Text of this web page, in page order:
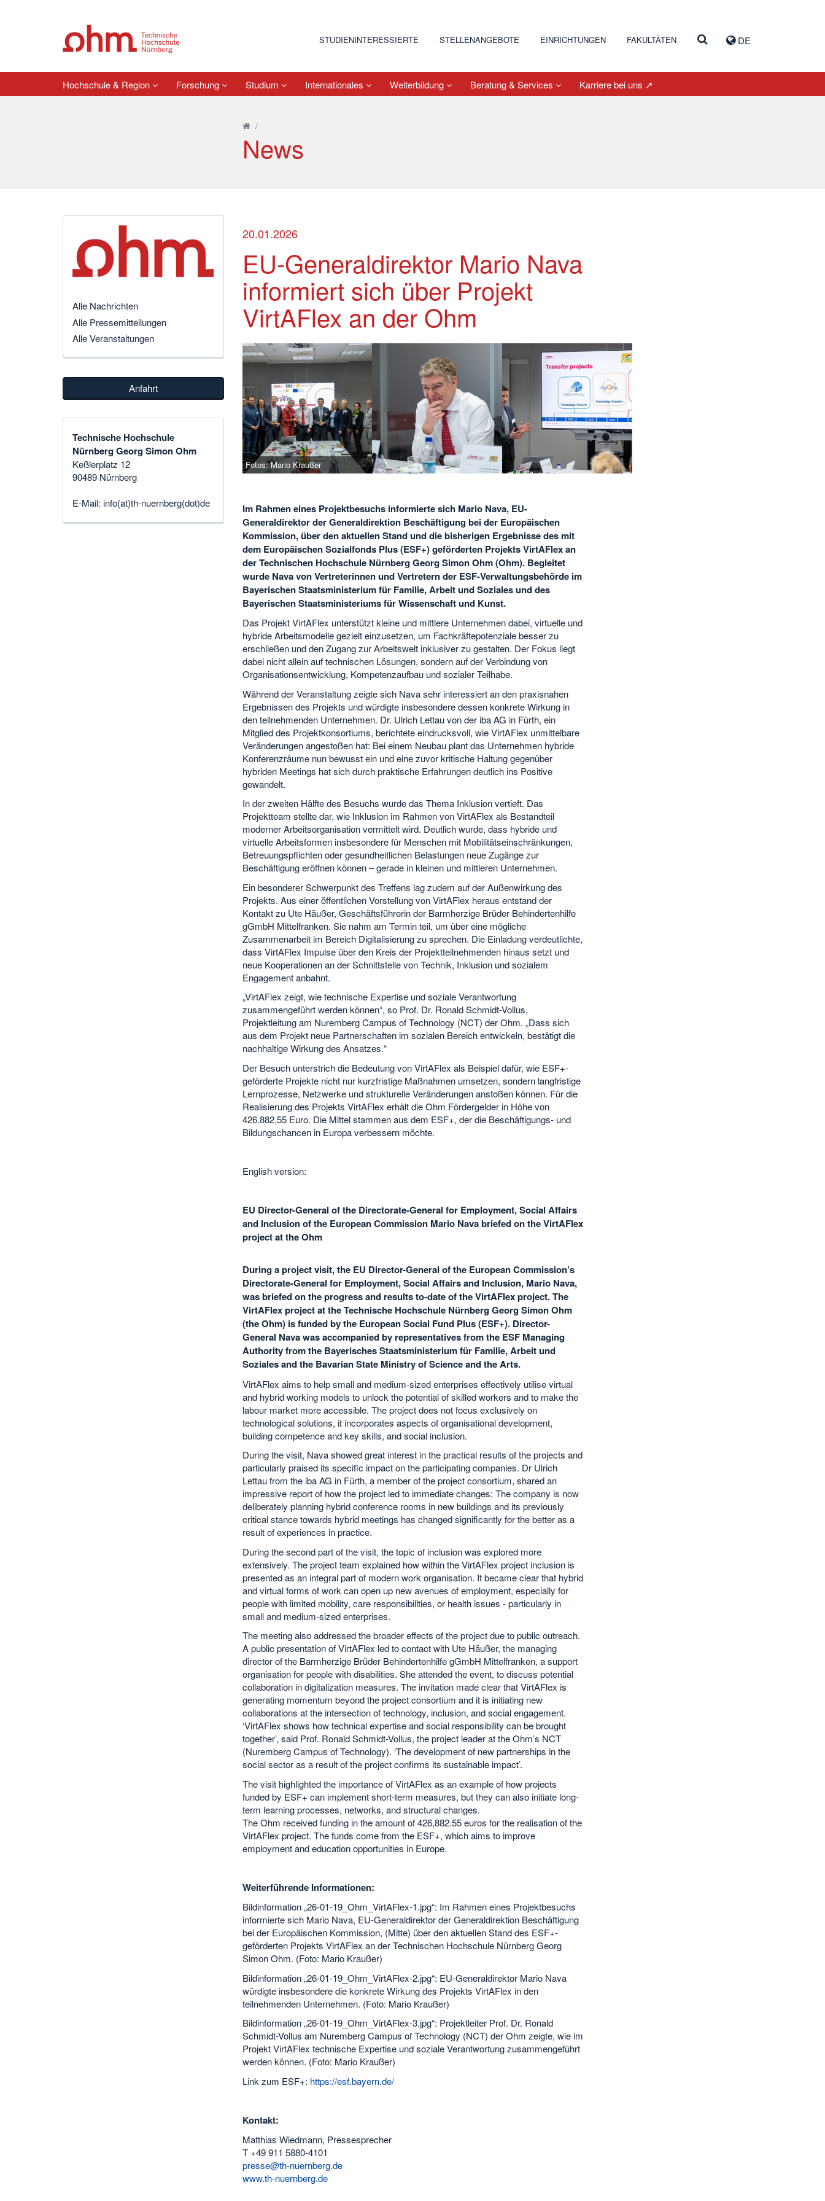
DE
STUDIENINTERESSIERTE STELLENANGEBOTE EINRICHTUNGEN FAKULTÄTEN
Hochschule & Region Forschung Studium Internationales Weiterbildung Beratung & Services Karriere bei uns ↗
/
News
20.01.2026
EU-Generaldirektor Mario Nava
informiert sich über Projekt
VirtAFlex an der Ohm
Fotos: Mario Kraußer
Im Rahmen eines Projektbesuchs informierte sich Mario Nava, EU-
Generaldirektor der Generaldirektion Beschäftigung bei der Europäischen
Kommission, über den aktuellen Stand und die bisherigen Ergebnisse des mit
dem Europäischen Sozialfonds Plus (ESF+) geförderten Projekts VirtAFlex an
der Technischen Hochschule Nürnberg Georg Simon Ohm (Ohm). Begleitet
wurde Nava von Vertreterinnen und Vertretern der ESF-Verwaltungsbehörde im
Bayerischen Staatsministerium für Familie, Arbeit und Soziales und des
Bayerischen Staatsministeriums für Wissenschaft und Kunst.
Das Projekt VirtAFlex unterstützt kleine und mittlere Unternehmen dabei, virtuelle und
hybride Arbeitsmodelle gezielt einzusetzen, um Fachkräftepotenziale besser zu
erschließen und den Zugang zur Arbeitswelt inklusiver zu gestalten. Der Fokus liegt
dabei nicht allein auf technischen Lösungen, sondern auf der Verbindung von
Organisationsentwicklung, Kompetenzaufbau und sozialer Teilhabe.
Während der Veranstaltung zeigte sich Nava sehr interessiert an den praxisnahen
Ergebnissen des Projekts und würdigte insbesondere dessen konkrete Wirkung in
den teilnehmenden Unternehmen. Dr. Ulrich Lettau von der iba AG in Fürth, ein
Mitglied des Projektkonsortiums, berichtete eindrucksvoll, wie VirtAFlex unmittelbare
Veränderungen angestoßen hat: Bei einem Neubau plant das Unternehmen hybride
Konferenzräume nun bewusst ein und eine zuvor kritische Haltung gegenüber
hybriden Meetings hat sich durch praktische Erfahrungen deutlich ins Positive
gewandelt.
In der zweiten Hälfte des Besuchs wurde das Thema Inklusion vertieft. Das
Projektteam stellte dar, wie Inklusion im Rahmen von VirtAFlex als Bestandteil
moderner Arbeitsorganisation vermittelt wird. Deutlich wurde, dass hybride und
virtuelle Arbeitsformen insbesondere für Menschen mit Mobilitätseinschränkungen,
Betreuungspflichten oder gesundheitlichen Belastungen neue Zugänge zur
Beschäftigung eröffnen können – gerade in kleinen und mittleren Unternehmen.
Ein besonderer Schwerpunkt des Treffens lag zudem auf der Außenwirkung des
Projekts. Aus einer öffentlichen Vorstellung von VirtAFlex heraus entstand der
Kontakt zu Ute Häußer, Geschäftsführerin der Barmherzige Brüder Behindertenhilfe
gGmbH Mittelfranken. Sie nahm am Termin teil, um über eine mögliche
Zusammenarbeit im Bereich Digitalisierung zu sprechen. Die Einladung verdeutlichte,
dass VirtAFlex Impulse über den Kreis der Projektteilnehmenden hinaus setzt und
neue Kooperationen an der Schnittstelle von Technik, Inklusion und sozialem
Engagement anbahnt.
„VirtAFlex zeigt, wie technische Expertise und soziale Verantwortung
zusammengeführt werden können“, so Prof. Dr. Ronald Schmidt-Vollus,
Projektleitung am Nuremberg Campus of Technology (NCT) der Ohm. „Dass sich
aus dem Projekt neue Partnerschaften im sozialen Bereich entwickeln, bestätigt die
nachhaltige Wirkung des Ansatzes.“
Der Besuch unterstrich die Bedeutung von VirtAFlex als Beispiel dafür, wie ESF+-
geförderte Projekte nicht nur kurzfristige Maßnahmen umsetzen, sondern langfristige
Lernprozesse, Netzwerke und strukturelle Veränderungen anstoßen können. Für die
Realisierung des Projekts VirtAFlex erhält die Ohm Fördergelder in Höhe von
426.882,55 Euro. Die Mittel stammen aus dem ESF+, der die Beschäftigungs- und
Bildungschancen in Europa verbessern möchte.
English version:
EU Director-General of the Directorate-General for Employment, Social Affairs
and Inclusion of the European Commission Mario Nava briefed on the VirtAFlex
project at the Ohm
During a project visit, the EU Director-General of the European Commission’s
Directorate-General for Employment, Social Affairs and Inclusion, Mario Nava,
was briefed on the progress and results to-date of the VirtAFlex project. The
VirtAFlex project at the Technische Hochschule Nürnberg Georg Simon Ohm
(the Ohm) is funded by the European Social Fund Plus (ESF+). Director-
General Nava was accompanied by representatives from the ESF Managing
Authority from the Bayerisches Staatsministerium für Familie, Arbeit und
Soziales and the Bavarian State Ministry of Science and the Arts.
VirtAFlex aims to help small and medium-sized enterprises effectively utilise virtual
and hybrid working models to unlock the potential of skilled workers and to make the
labour market more accessible. The project does not focus exclusively on
technological solutions, it incorporates aspects of organisational development,
building competence and key skills, and social inclusion.
During the visit, Nava showed great interest in the practical results of the projects and
particularly praised its specific impact on the participating companies. Dr Ulrich
Lettau from the iba AG in Fürth, a member of the project consortium, shared an
impressive report of how the project led to immediate changes: The company is now
deliberately planning hybrid conference rooms in new buildings and its previously
critical stance towards hybrid meetings has changed significantly for the better as a
result of experiences in practice.
During the second part of the visit, the topic of inclusion was explored more
extensively. The project team explained how within the VirtAFlex project inclusion is
presented as an integral part of modern work organisation. It became clear that hybrid
and virtual forms of work can open up new avenues of employment, especially for
people with limited mobility, care responsibilities, or health issues - particularly in
small and medium-sized enterprises.
The meeting also addressed the broader effects of the project due to public outreach.
A public presentation of VirtAFlex led to contact with Ute Häußer, the managing
director of the Barmherzige Brüder Behindertenhilfe gGmbH Mittelfranken, a support
organisation for people with disabilities. She attended the event, to discuss potential
collaboration in digitalization measures. The invitation made clear that VirtAFlex is
generating momentum beyond the project consortium and it is initiating new
collaborations at the intersection of technology, inclusion, and social engagement.
‘VirtAFlex shows how technical expertise and social responsibility can be brought
together’, said Prof. Ronald Schmidt-Vollus, the project leader at the Ohm’s NCT
(Nuremberg Campus of Technology). ‘The development of new partnerships in the
social sector as a result of the project confirms its sustainable impact’.
The visit highlighted the importance of VirtAFlex as an example of how projects
funded by ESF+ can implement short-term measures, but they can also initiate long-
term learning processes, networks, and structural changes.
The Ohm received funding in the amount of 426,882.55 euros for the realisation of the
VirtAFlex project. The funds come from the ESF+, which aims to improve
employment and education opportunities in Europe.
Weiterführende Informationen:
Bildinformation „26-01-19_Ohm_VirtAFlex-1.jpg“: Im Rahmen eines Projektbesuchs
informierte sich Mario Nava, EU-Generaldirektor der Generaldirektion Beschäftigung
bei der Europäischen Kommission, (Mitte) über den aktuellen Stand des ESF+-
geförderten Projekts VirtAFlex an der Technischen Hochschule Nürnberg Georg
Simon Ohm. (Foto: Mario Kraußer)
Bildinformation „26-01-19_Ohm_VirtAFlex-2.jpg“: EU-Generaldirektor Mario Nava
würdigte insbesondere die konkrete Wirkung des Projekts VirtAFlex in den
teilnehmenden Unternehmen. (Foto: Mario Kraußer)
Bildinformation „26-01-19_Ohm_VirtAFlex-3.jpg“: Projektleiter Prof. Dr. Ronald
Schmidt-Vollus am Nuremberg Campus of Technology (NCT) der Ohm zeigte, wie im
Projekt VirtAFlex technische Expertise und soziale Verantwortung zusammengeführt
werden können. (Foto: Mario Kraußer)
Link zum ESF+: https://esf.bayern.de/
Kontakt:
Matthias Wiedmann, Pressesprecher
T +49 911 5880-4101
presse@th-nuernberg.de
www.th-nuernberg.de
Alle Nachrichten
Alle Pressemitteilungen
Alle Veranstaltungen
Anfahrt
Technische Hochschule
Nürnberg Georg Simon Ohm
Keßlerplatz 12
90489 Nürnberg
E-Mail: info(at)th-nuernberg(dot)de